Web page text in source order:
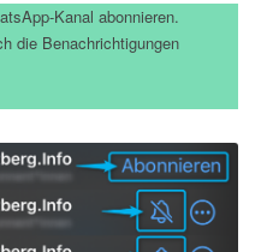
Kanal abonnieren.
die Benachrichtigungen